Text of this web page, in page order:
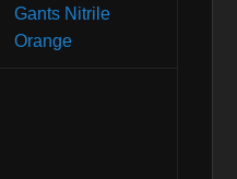
Gants Nitrile
Orange